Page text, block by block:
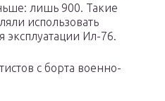
лишь 900. Такие
использовать
эксплуатации Ил-76.
с борта военно-